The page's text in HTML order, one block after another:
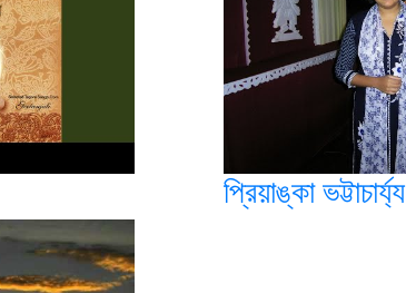
প্রিয়াঙ্কা ভট্টাচার্য্য